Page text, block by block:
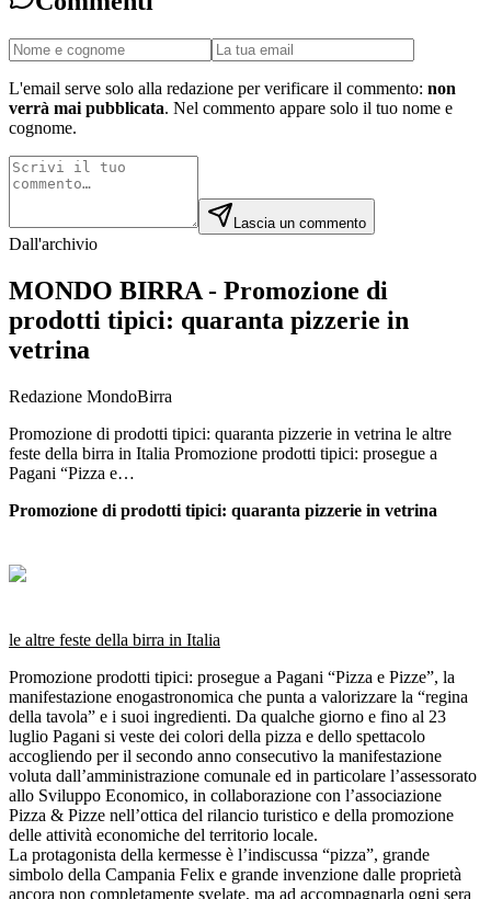
L'email serve solo alla redazione per verificare il commento: non
verrà mai pubblicata. Nel commento appare solo il tuo nome e
cognome.
Lascia un commento
Dall'archivio
MONDO BIRRA - Promozione di
prodotti tipici: quaranta pizzerie in
vetrina
Redazione MondoBirra
Promozione di prodotti tipici: quaranta pizzerie in vetrina le altre
feste della birra in Italia Promozione prodotti tipici: prosegue a
Pagani “Pizza e…
Promozione di prodotti tipici: quaranta pizzerie in vetrina
le altre feste della birra in Italia
Promozione prodotti tipici: prosegue a Pagani “Pizza e Pizze”, la
manifestazione enogastronomica che punta a valorizzare la “regina
della tavola” e i suoi ingredienti. Da qualche giorno e fino al 23
luglio Pagani si veste dei colori della pizza e dello spettacolo
accogliendo per il secondo anno consecutivo la manifestazione
voluta dall’amministrazione comunale ed in particolare l’assessorato
allo Sviluppo Economico, in collaborazione con l’associazione
Pizza & Pizze nell’ottica del rilancio turistico e della promozione
delle attività economiche del territorio locale.
La protagonista della kermesse è l’indiscussa “pizza”, grande
simbolo della Campania Felix e grande invenzione dalle proprietà
ancora non completamente svelate, ma ad accompagnarla ogni sera